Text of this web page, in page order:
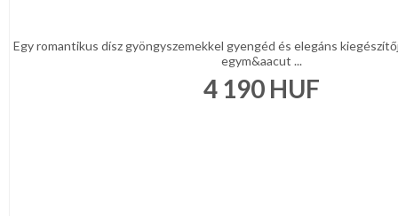
Egy romantikus dísz gyöngyszemekkel gyengéd és elegáns
egym&aacut ...
4 190 HUF